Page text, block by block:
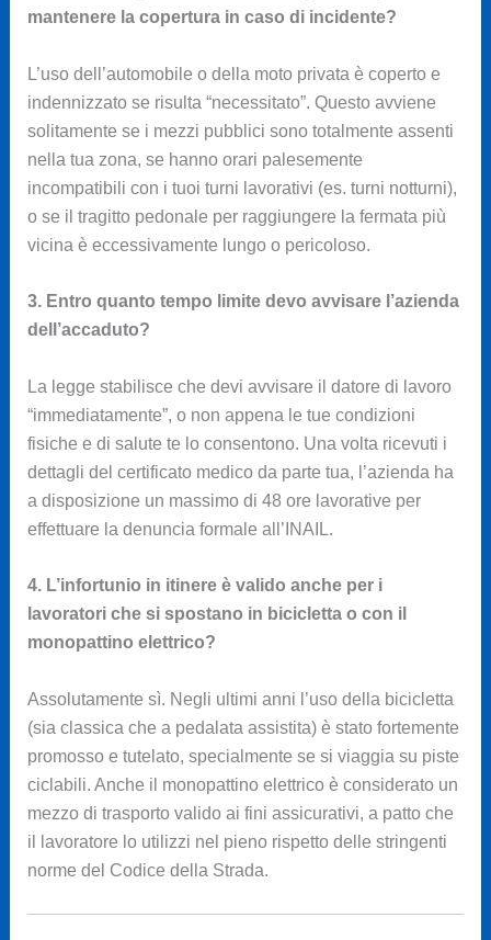
mantenere la copertura in caso di incidente?
L’uso dell’automobile o della moto privata è coperto e
indennizzato se risulta “necessitato”. Questo avviene
solitamente se i mezzi pubblici sono totalmente assenti
nella tua zona, se hanno orari palesemente
incompatibili con i tuoi turni lavorativi (es. turni notturni),
o se il tragitto pedonale per raggiungere la fermata più
vicina è eccessivamente lungo o pericoloso.
3. Entro quanto tempo limite devo avvisare l’azienda
dell’accaduto?
La legge stabilisce che devi avvisare il datore di lavoro
“immediatamente”, o non appena le tue condizioni
fisiche e di salute te lo consentono. Una volta ricevuti i
dettagli del certificato medico da parte tua, l’azienda ha
a disposizione un massimo di 48 ore lavorative per
effettuare la denuncia formale all’INAIL.
4. L’infortunio in itinere è valido anche per i
lavoratori che si spostano in bicicletta o con il
monopattino elettrico?
Assolutamente sì. Negli ultimi anni l’uso della bicicletta
(sia classica che a pedalata assistita) è stato fortemente
promosso e tutelato, specialmente se si viaggia su piste
ciclabili. Anche il monopattino elettrico è considerato un
mezzo di trasporto valido ai fini assicurativi, a patto che
il lavoratore lo utilizzi nel pieno rispetto delle stringenti
norme del Codice della Strada.